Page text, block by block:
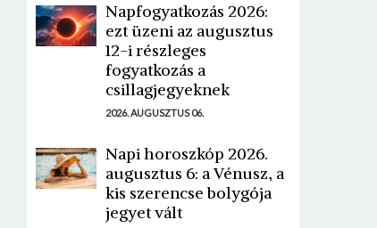
Napfogyatkozás 2026:
ezt üzeni az augusztus
12-i részleges
fogyatkozás a
csillagjegyeknek
2026. AUGUSZTUS 06.
Napi horoszkóp 2026.
augusztus 6: a Vénusz, a
kis szerencse bolygója
jegyet vált